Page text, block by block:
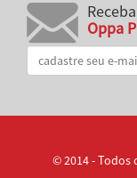
Oppa
© 2014 - Todos